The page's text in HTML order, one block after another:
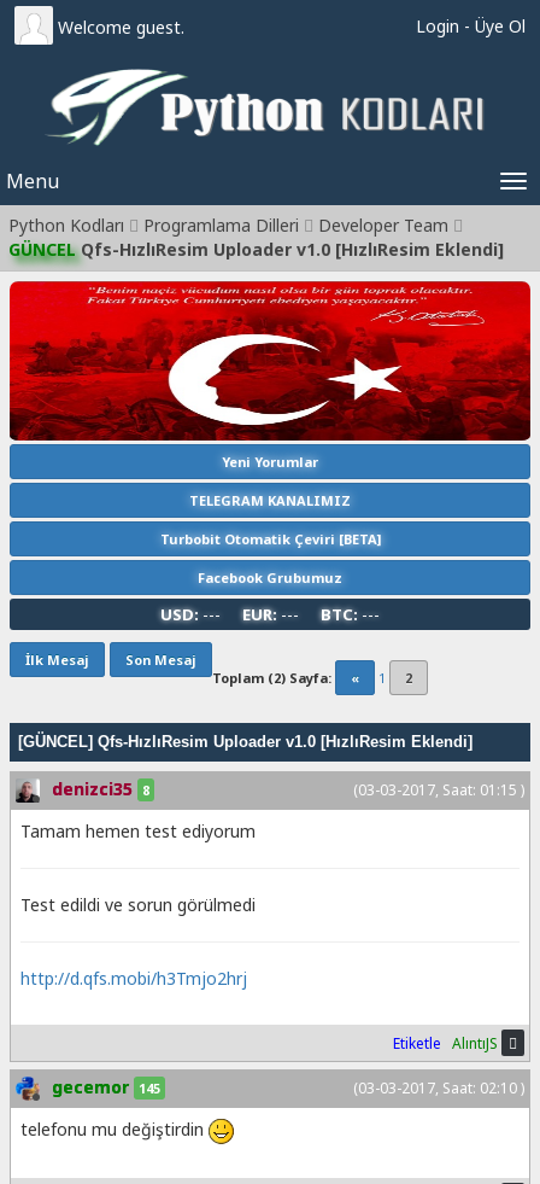
Welcome guest. Login - Üye Ol
Menu
Python Kodları Programlama Dilleri
Developer Team
GÜNCELQfs-HızlıResim Uploader v1.0 [HızlıResim Eklendi]
Yeni Yorumlar
TELEGRAM KANALIMIZ
Turbobit Otomatik Çeviri [BETA]
Facebook Grubumuz
USD: --- EUR: --- BTC: ---
Toplam (2) Sayfa: « 1 2
İlk Mesaj Son Mesaj
[GÜNCEL] Qfs-HızlıResim Uploader v1.0 [HızlıResim Eklendi]
(03-03-2017, Saat: 01:15 )
denizci35 8
Tamam hemen test ediyorum
Test edildi ve sorun görülmedi
http://d.qfs.mobi/h3Tmjo2hrj
Etiketle AlıntıJS
(03-03-2017, Saat: 02:10 )
gecemor 145
telefonu mu değiştirdin